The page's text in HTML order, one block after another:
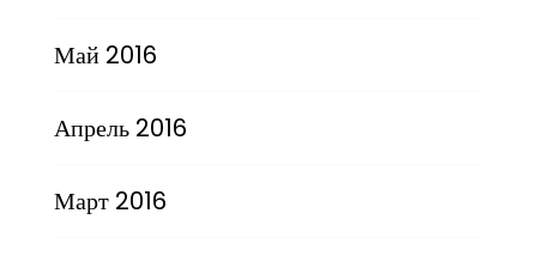
Май 2016
Апрель 2016
Март 2016